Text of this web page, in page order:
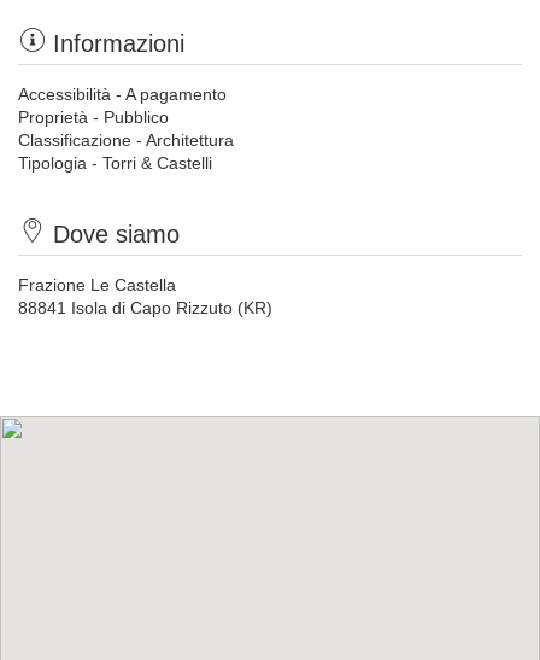
Informazioni
Accessibilità - A pagamento
Proprietà - Pubblico
Classificazione - Architettura
Tipologia - Torri & Castelli
Dove siamo
Frazione Le Castella
88841 Isola di Capo Rizzuto (KR)